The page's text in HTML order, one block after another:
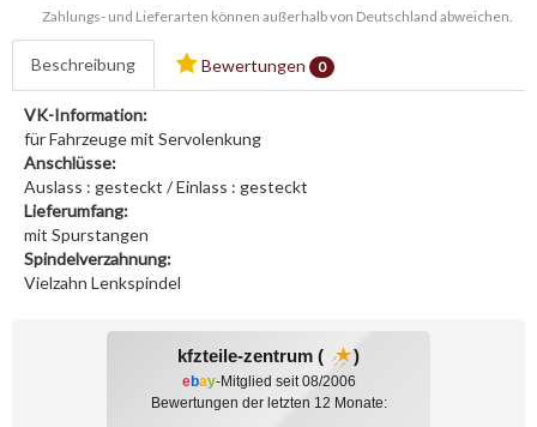
Zahlungs- und Lieferarten können außerhalb von Deutschland abweichen.
Beschreibung Bewertungen 0
VK-Information:
für Fahrzeuge mit Servolenkung
Anschlüsse:
Auslass : gesteckt / Einlass : gesteckt
Lieferumfang:
mit Spurstangen
Spindelverzahnung:
Vielzahn Lenkspindel
kfzteile-zentrum ( )
ebay-Mitglied seit 08/2006
Bewertungen der letzten 12 Monate: